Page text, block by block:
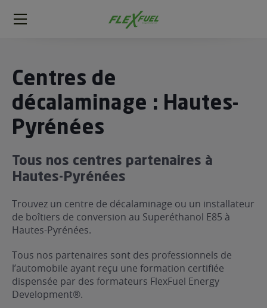
FlexFuel
Méga
le Décalaminage
?
du carburant avec
le Superéthanol
garagiste
Centres de
décalaminage : Hautes-
Pyrénées
Tous nos centres partenaires à
Hautes-Pyrénées
Trouvez un centre de décalaminage ou un installateur
de boîtiers de conversion au Superéthanol E85 à
Hautes-Pyrénées.
Tous nos partenaires sont des professionnels de
l’automobile ayant reçu une formation certifiée
dispensée par des formateurs FlexFuel Energy
Development®.